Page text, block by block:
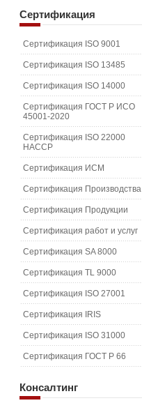
Сертификация
Сертификация ISO 9001
Сертификация ISO 13485
Сертификация ISO 14000
Сертификация ГОСТ Р ИСО
45001-2020
Сертификация ISO 22000
HACCP
Сертификация ИСМ
Сертификация Производства
Сертификация Продукции
Сертификация работ и услуг
Сертификация SA 8000
Сертификация TL 9000
Сертификация ISO 27001
Сертификация IRIS
Сертификация ISO 31000
Сертификация ГОСТ Р 66
Консалтинг